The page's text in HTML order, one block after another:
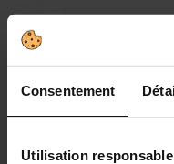
Consentement
Utilisation